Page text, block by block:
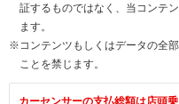
証するものではなく、当コンテ
ます。
※コンテンツもしくはデータの全
ことを禁じます。
カーセンサーの支払総額は店頭